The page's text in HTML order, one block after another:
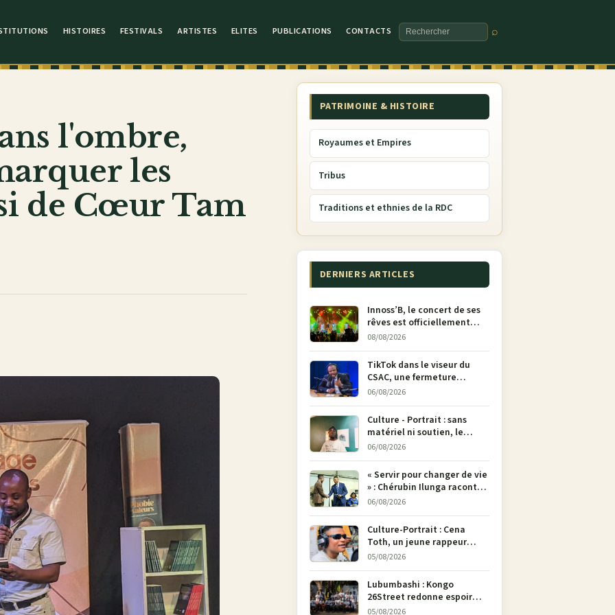
HISTOIRES FESTIVALS ARTISTES ELITES PUBLICATIONS CONTACTS
Rechercher
⌕
l'ombre,
les
de Cœur Tam
PATRIMOINE & HISTOIRE
Royaumes et Empires
Tribus
Traditions et ethnies de la RDC
DERNIERS ARTICLES
Innoss’B, le concert de ses
rêves est officiellement
annulé !
08/08/2026
TikTok dans le viseur du
CSAC, une fermeture
envisagée pour contrer la
propagande du M23
06/08/2026
Culture - Portrait : sans
matériel ni soutien, le
dessinateur Justin
son crayon
06/08/2026
« Servir pour changer de vie
» : Chérubin Ilunga raconte
le parcours du député
Tshimbu en 137 pages
06/08/2026
Culture-Portrait : Cena
Toth, un jeune rappeur
déterminé à faire entendre
05/08/2026
Lubumbashi : Kongo
26Street redonne espoir
aux enfants de la rue par
05/08/2026